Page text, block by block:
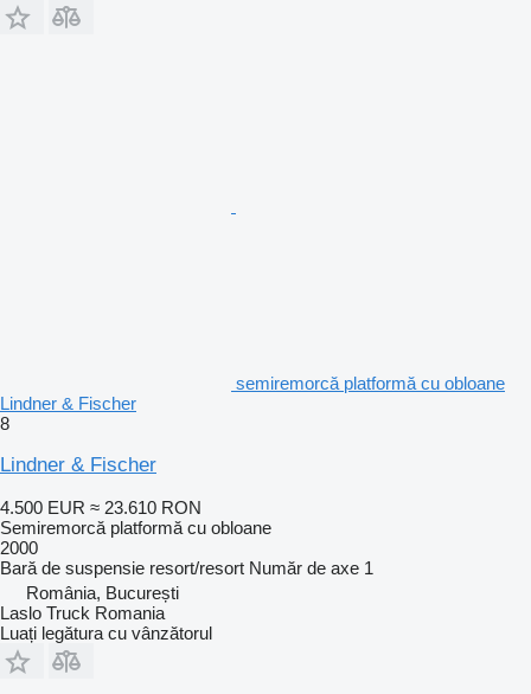
semiremorcă platformă cu obloane
Lindner & Fischer
8
Lindner & Fischer
4.500 EUR ≈ 23.610 RON
Semiremorcă platformă cu obloane
2000
Bară de suspensie resort/resort Număr de axe 1
România, București
Laslo Truck Romania
Luați legătura cu vânzătorul